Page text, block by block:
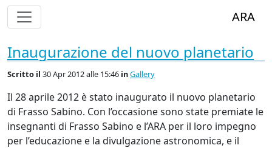
Alterna Visualizzazione Menù ARA
Inaugurazione del nuovo planetario
Scritto il 30 Apr 2012 alle 15:46 inGallery
Il 28 aprile 2012 è stato inaugurato il nuovo planetario
di Frasso Sabino. Con l’occasione sono state premiate le
insegnanti di Frasso Sabino e l’ARA per il loro impegno
per l’educazione e la divulgazione astronomica, e il